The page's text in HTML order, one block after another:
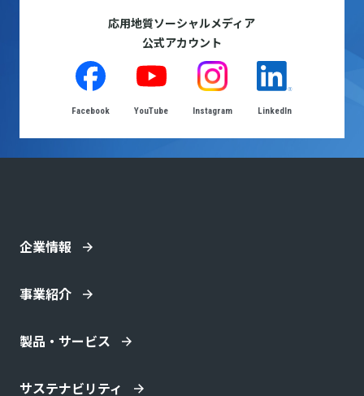
応用地質ソーシャルメディア
公式アカウント
Facebook YouTube Instagram LinkedIn
企業情報
事業紹介
製品・サービス
サステナビリティ